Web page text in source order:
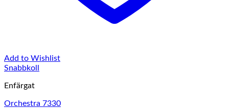
Add to Wishlist
Snabbkoll
Enfärgat
Orchestra 7330